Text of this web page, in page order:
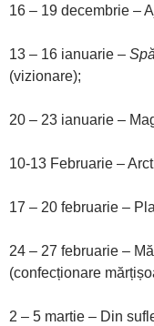
16 – 19 decembrie –
13 – 16 ianuarie –
(vizionare);
20 – 23 ianuarie –
10-13 Februarie –
17 – 20 februarie –
24 – 27 februarie –
(confecționare
2 – 5 martie – Din